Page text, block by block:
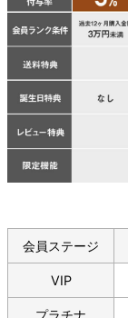
会員ステージ
VIP
プラチナ